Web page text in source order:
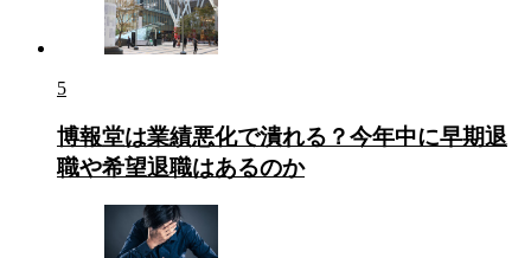
5
博報堂は業績悪化で潰れる？今年中に早期退
職や希望退職はあるのか